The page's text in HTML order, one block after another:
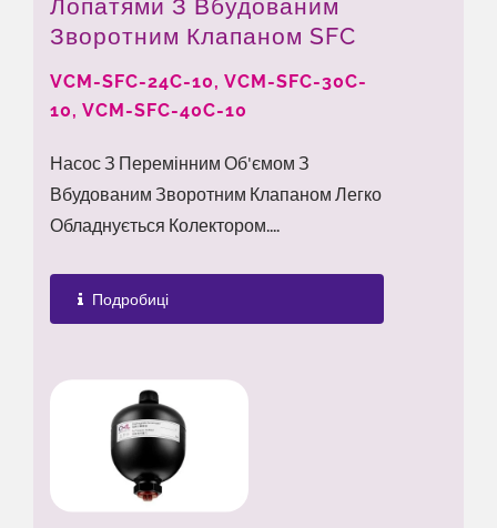
Лопатями З Вбудованим
Зворотним Клапаном SFC
VCM-SFC-24C-10, VCM-SFC-30C-
10, VCM-SFC-40C-10
Насос З Перемінним Об'ємом З
Вбудованим Зворотним Клапаном Легко
Обладнується Колектором....
Подробиці